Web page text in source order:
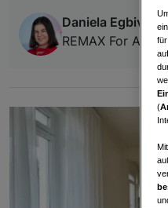
Daniela Egbivwie
REMAX For All
(